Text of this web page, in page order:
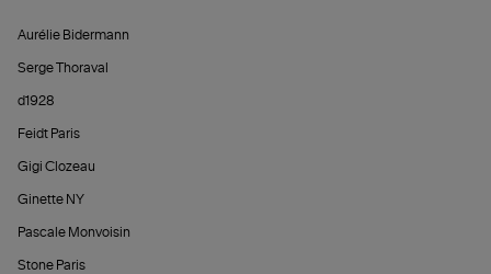
Aurélie Bidermann
Serge Thoraval
d1928
Feidt Paris
Gigi Clozeau
Ginette NY
Pascale Monvoisin
Stone Paris